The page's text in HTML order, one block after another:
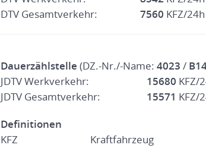
DTV Gesamtverkehr:
7560 KFZ/24h
Dauerzählstelle (DZ.-Nr./-Name: 4023 /
JDTV Werkverkehr:
15680 KFZ/
JDTV Gesamtverkehr:
15571 KFZ/
Definitionen
KFZ
Kraftfahrzeug